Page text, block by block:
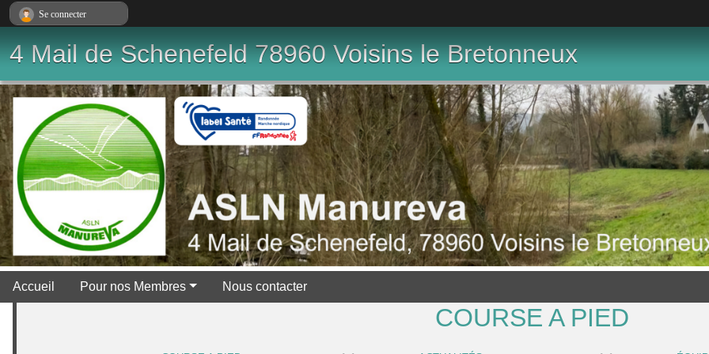
4 Mail de Schenefeld 78960 Voisins le Bretonneux
Accueil Pour nos Membres Nous contacter
COURSE A PIED
Se connecter
Panneau de gestion des cookies